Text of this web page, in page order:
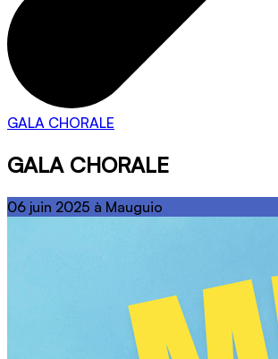
GALA CHORALE
GALA CHORALE
06 juin 2025 à Mauguio